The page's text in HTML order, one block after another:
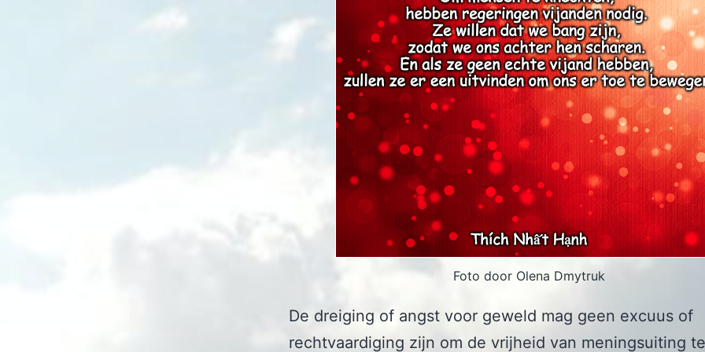
Foto door Olena Dmytruk
De dreiging of angst voor geweld mag geen excuus of
rechtvaardiging zijn om de vrijheid van meningsuiting te